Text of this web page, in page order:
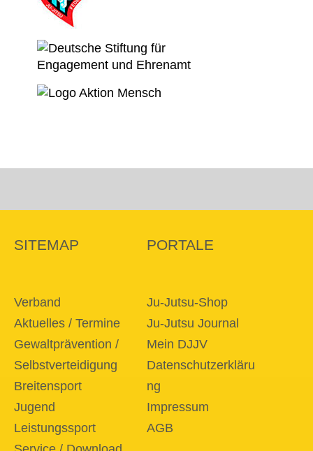
SITEMAP
Verband
Aktuelles / Termine
Gewaltprävention /
Selbstverteidigung
Breitensport
Jugend
Leistungssport
PORTALE
Ju-Jutsu-Shop
Ju-Jutsu Journal
Mein DJJV
Datenschutzerkläru
ng
Impressum
AGB